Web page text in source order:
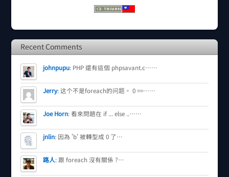
Recent Comments
johnpupu: PHP 還有這個 phpsavant.c……
Jerry:这个不是foreach的问题。 0 ==……
Joe Horn:看來問題在 if ... else ..……
jnlin: 因為 'b' 被轉型成 0 了…
路人: 跟 foreach 沒有關係 ?…